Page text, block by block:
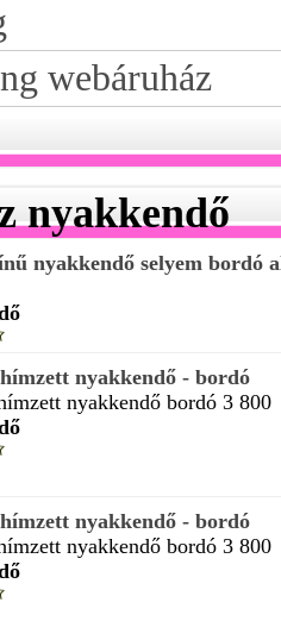
webáruház
nyakkendő
nyakkendő selyem bordó
nyakkendő - bordó
nyakkendő bordó 3 800
nyakkendő - bordó
nyakkendő bordó 3 800